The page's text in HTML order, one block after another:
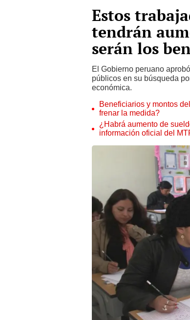
Estos
tendrán
serán los
El Gobierno peruano
públicos en su búsqueda
económica.
Beneficiarios y montos
frenar la medida?
¿Habrá aumento de
información oficial del